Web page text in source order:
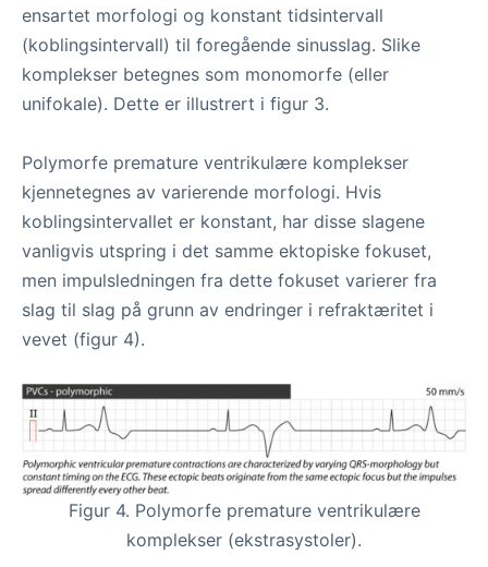
ensartet morfologi og konstant tidsintervall
(koblingsintervall) til foregående sinusslag. Slike
komplekser betegnes som monomorfe (eller
unifokale). Dette er illustrert i figur 3.
Polymorfe premature ventrikulære komplekser
kjennetegnes av varierende morfologi. Hvis
koblingsintervallet er konstant, har disse slagene
vanligvis utspring i det samme ektopiske fokuset,
men impulsledningen fra dette fokuset varierer fra
slag til slag på grunn av endringer i refraktæritet i
vevet (figur 4).
Figur 4. Polymorfe premature ventrikulære
komplekser (ekstrasystoler).